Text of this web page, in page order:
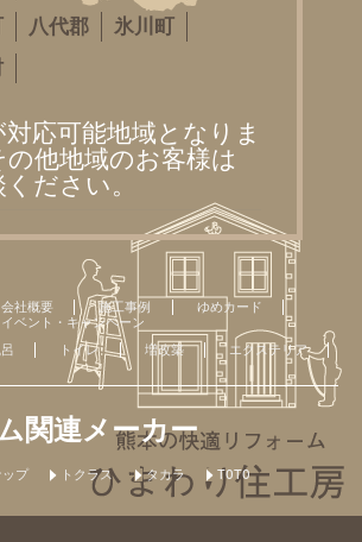
八代郡
氷川町
対応可能地域となりま
他地域のお客様は
ださい。
会社概要 施工事例
ゆめカード
イベント・キャンペーン
トイレ 増改築
エクステリア
関連メーカー
ップ トクラス タカラ
TOTO